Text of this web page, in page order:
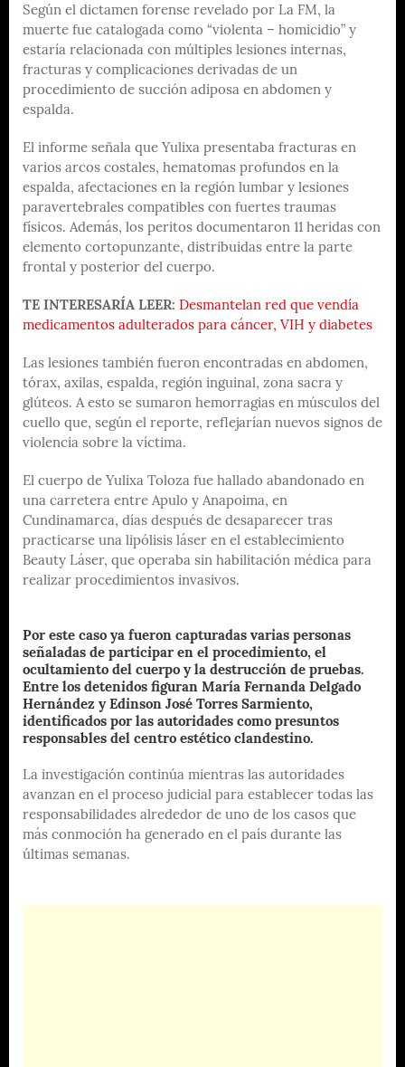
Según el dictamen forense revelado por La FM, la
muerte fue catalogada como “violenta – homicidio” y
estaría relacionada con múltiples lesiones internas,
fracturas y complicaciones derivadas de un
procedimiento de succión adiposa en abdomen y
espalda.
El informe señala que Yulixa presentaba fracturas en
varios arcos costales, hematomas profundos en la
espalda, afectaciones en la región lumbar y lesiones
paravertebrales compatibles con fuertes traumas
físicos. Además, los peritos documentaron 11 heridas con
elemento cortopunzante, distribuidas entre la parte
frontal y posterior del cuerpo.
TE INTERESARÍA LEER: Desmantelan red que vendía
medicamentos adulterados para cáncer, VIH y diabetes
Las lesiones también fueron encontradas en abdomen,
tórax, axilas, espalda, región inguinal, zona sacra y
glúteos. A esto se sumaron hemorragias en músculos del
cuello que, según el reporte, reflejarían nuevos signos de
violencia sobre la víctima.
El cuerpo de Yulixa Toloza fue hallado abandonado en
una carretera entre Apulo y Anapoima, en
Cundinamarca, días después de desaparecer tras
practicarse una lipólisis láser en el establecimiento
Beauty Láser, que operaba sin habilitación médica para
realizar procedimientos invasivos.
Por este caso ya fueron capturadas varias personas
señaladas de participar en el procedimiento, el
ocultamiento del cuerpo y la destrucción de pruebas.
Entre los detenidos figuran María Fernanda Delgado
Hernández y Edinson José Torres Sarmiento,
identificados por las autoridades como presuntos
responsables del centro estético clandestino.
La investigación continúa mientras las autoridades
avanzan en el proceso judicial para establecer todas las
responsabilidades alrededor de uno de los casos que
más conmoción ha generado en el país durante las
últimas semanas.